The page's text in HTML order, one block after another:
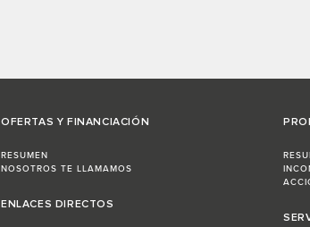
OFERTAS Y FINANCIACIÓN
RESUMEN
NOSOTROS TE LLAMAMOS
ENLACES DIRECTOS